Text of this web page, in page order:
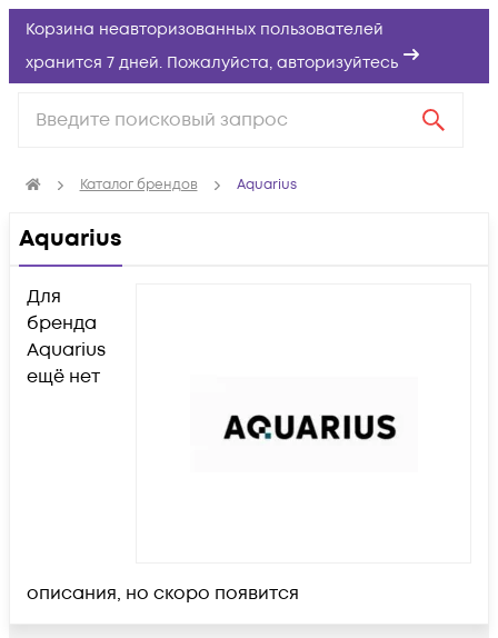
Корзина неавторизованных пользователей
хранится 7 дней. Пожалуйста, авторизуйтесь
Каталог брендов Aquarius
Aquarius
Для
бренда
Aquarius
ещё нет
описания, но скоро появится